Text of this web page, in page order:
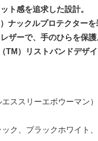
ト感を追求した設計。
ナックルプロテクターを
ザーで、手のひらを保護
TM）リストバンドデザイ
ススリーエボウーマン）
ック、ブラックホワイト